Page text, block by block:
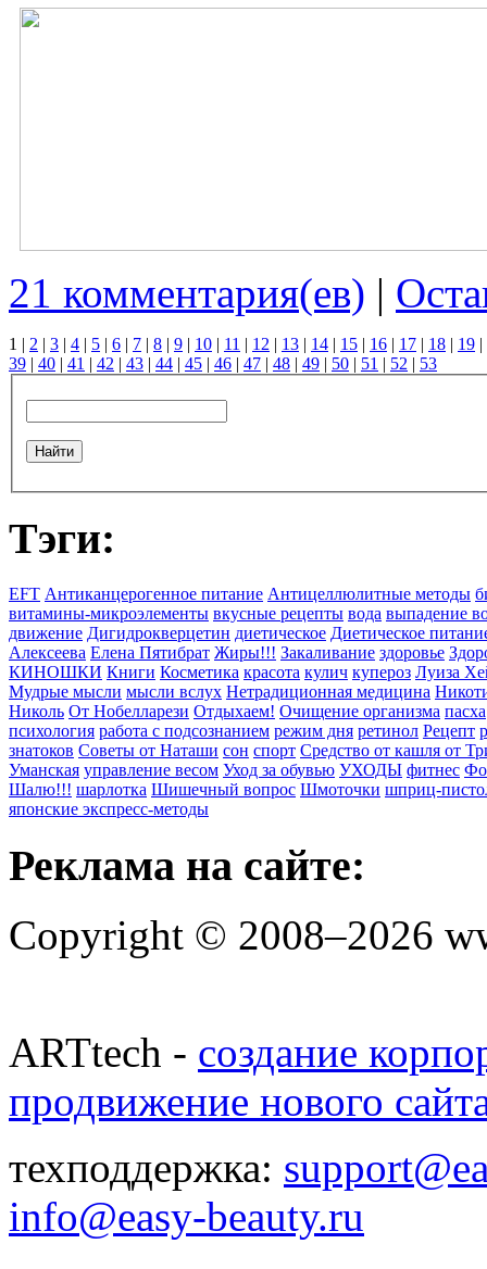
21 комментария(ев) |
1 | 2 | 3 | 4 | 5 | 6 | 7 | 8 | 9 | 10 | 11 | 12 | 13 | 14 | 15 | 16 | 17 | 18 | 19 |
39 | 40 | 41 | 42 | 43 | 44 | 45 | 46 | 47 | 48 | 49 | 50 | 51 | 52 | 53
Тэги:
EFT Антиканцерогенное питание Антицеллюлитные методы
витамины-микроэлементы вкусные рецепты вода выпадение
движение Дигидрокверцетин диетическое Диетическое
Алексеева Елена Пятибрат Жиры!!! Закаливание здоровье
КИНОШКИ Книги Косметика красота кулич купероз Луиза
Мудрые мысли мысли вслух Нетрадиционная медицина
Николь От Нобелларези Отдыхаем! Очищение организма пасха
психология работа с подсознанием режим дня ретинол Рецепт
знатоков Советы от Наташи сон спорт Средство от кашля от
Уманская управление весом Уход за обувью УХОДЫ фитнес
Шалю!!! шарлотка Шишечный вопрос Шмоточки шприц-
японские экспресс-методы
Реклама на сайте:
Copyright © 2008–2026
ARTtech - создание
продвижение нового
техподдержка:
info@easy-beauty.ru